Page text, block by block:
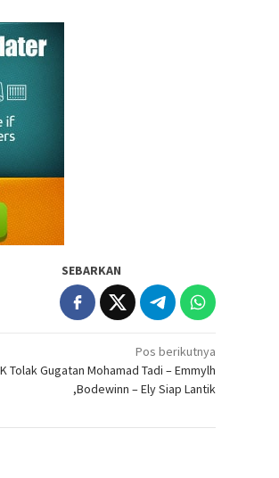
SEBARKAN
Pos berikutnya
Tolak Gugatan Mohamad Tadi – Emmylh
,Bodewinn – Ely Siap Lantik